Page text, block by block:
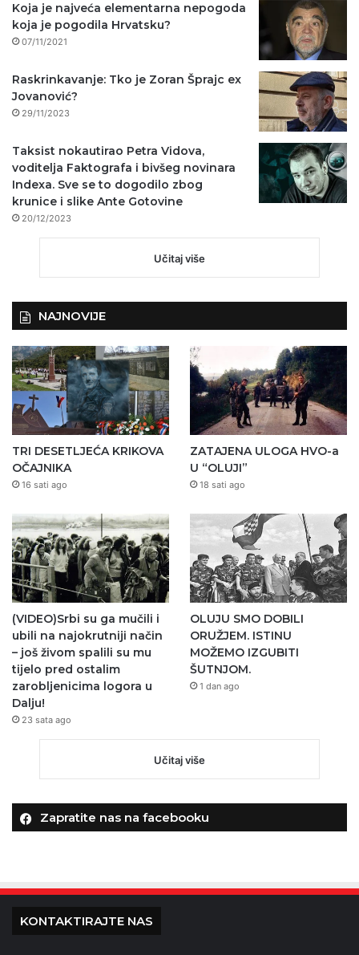
Koja je najveća elementarna nepogoda
koja je pogodila Hrvatsku?
07/11/2021
Raskrinkavanje: Tko je Zoran Šprajc ex
Jovanović?
29/11/2023
Taksist nokautirao Petra Vidova,
voditelja Faktografa i bivšeg novinara
Indexa. Sve se to dogodilo zbog
krunice i slike Ante Gotovine
20/12/2023
Učitaj više
NAJNOVIJE
TRI DESETLJEĆA KRIKOVA
OČAJNIKA
16 sati ago
ZATAJENA ULOGA HVO-a
U “OLUJI”
18 sati ago
(VIDEO)Srbi su ga mučili i
ubili na najokrutniji način
– još živom spalili su mu
tijelo pred ostalim
zarobljenicima logora u
Dalju!
23 sata ago
OLUJU SMO DOBILI
ORUŽJEM. ISTINU
MOŽEMO IZGUBITI
ŠUTNJOM.
1 dan ago
Učitaj više
Zapratite nas na facebooku
KONTAKTIRAJTE NAS